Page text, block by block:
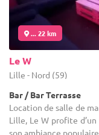
... 22 km
Le W
Lille - Nord (59)
Bar / Bar Terrasse
Location de salle de
Lille, Le W profite